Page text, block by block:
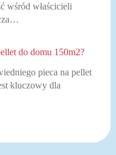
wśród właścicieli
do domu 150m2?
pieca na pellet
kluczowy dla